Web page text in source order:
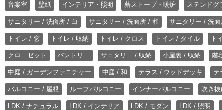
音楽室 壁紙 インテリア・照明 薪ストーブ・暖炉 ステンドグ
サニタリー / 洗面所 / 白 サニタリー / 洗面所 / 和 サニタリー / 洗
トイレ / 窓 トイレ / 収納 トイレ / クロス トイレ / タイル ト
クローゼット パントリー サニタリー / 収納 小屋裏 / 収納 階
中庭 / ガーデンファニチャー 中庭 / 和 テラス / ウッドデッキ テ
バルコニー / 屋根 ルーフバルコニー インナーバルコニー 吹き
LDK / ナチュラル LDK / インテリア LDK / モダン LDK / 照明